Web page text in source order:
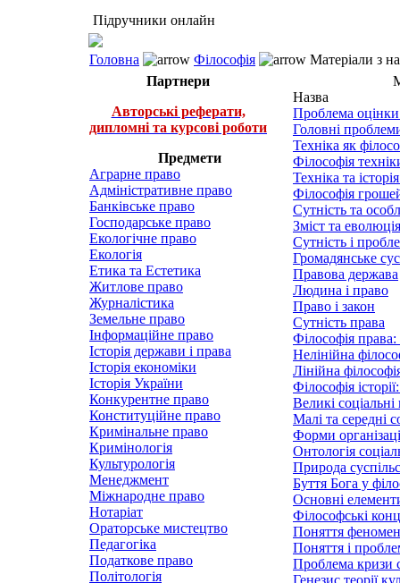
Підручники онлайн
Головна Філософія
Матеріали з
Партнери
Авторські реферати,
дипломні та курсові роботи
Предмети
Аграрне право
Адміністративне право
Банківське право
Господарське право
Екологічне право
Екологія
Етика та Естетика
Житлове право
Журналістика
Земельне право
Інформаційне право
Історія держави і права
Історія економіки
Історія України
Конкурентне право
Конституційне право
Кримінальне право
Кримінологія
Культурологія
Менеджмент
Міжнародне право
Нотаріат
Ораторське мистецтво
Педагогіка
Податкове право
Політологія
Назва
Проблема оцінки
Головні
Техніка як
Філософія
Техніка та
Філософія
Сутність та
Зміст та
Сутність і
Громадянське
Правова держава
Людина і право
Право і закон
Сутність права
Філософія
Нелінійна
Лінійна філософія
Філософія
Великі
Малі та середні
Форми
Онтологія
Природа
Буття Бога у
Основні
Філософські
Поняття
Поняття і
Проблема кризи
Генезис теорії